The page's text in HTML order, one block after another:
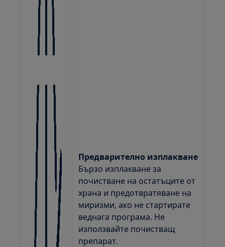
Предварително изплакване
Бързо изплакване за
почистване на остатъците от
храна и предотвратяване на
миризми, ако не стартирате
веднага програма. Не
използвайте почистващ
препарат.